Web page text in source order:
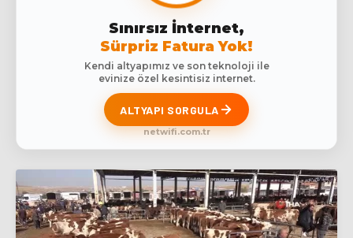
Sınırsız İnternet,
Sürpriz Fatura Yok!
Kendi altyapımız ve son teknoloji ile
evinize özel kesintisiz internet.
ALTYAPI SORGULA
netwifi.com.tr